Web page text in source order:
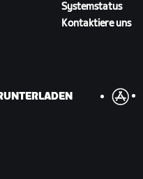
Systemstatus
Kontaktiere uns